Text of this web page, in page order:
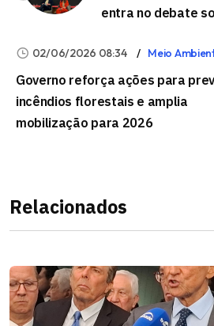
entra no debate
02/06/2026 08:34 Meio
Governo reforça ações para
incêndios florestais e amplia
mobilização para 2026
Relacionados